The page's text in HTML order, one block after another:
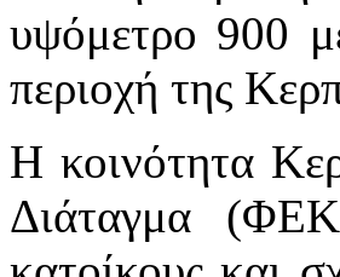
υψόμετρο 900
περιοχή της
Η κοινότητα
Διάταγμα